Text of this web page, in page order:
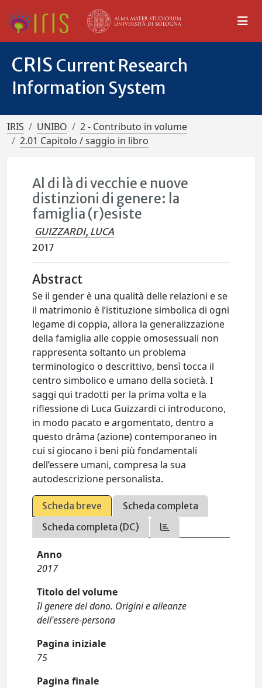
CRIS Current Research
Information System
IRIS UNIBO
2 - Contributo in volume
2.01 Capitolo / saggio in libro
Al di là di vecchie e nuove
distinzioni di genere: la
famiglia (r)esiste
GUIZZARDI, LUCA
2017
Abstract
Se il gender è una qualità delle relazioni e se
il matrimonio è l’istituzione simbolica di ogni
legame di coppia, allora la generalizzazione
della famiglia alle coppie omosessuali non
rappresenta soltanto un problema
terminologico o descrittivo, bensì tocca il
centro simbolico e umano della società. I
saggi qui tradotti per la prima volta e la
riflessione di Luca Guizzardi ci introducono,
in modo pacato e argomentato, dentro a
questo drâma (azione) contemporaneo in
cui si giocano i beni più fondamentali
dell’essere umani, compresa la sua
autodescrizione personalista.
Scheda breve
Scheda completa
Scheda completa (DC)
Anno
2017
Titolo del volume
Il genere del dono. Origini e alleanze
dell'essere-persona
Pagina iniziale
75
Pagina finale